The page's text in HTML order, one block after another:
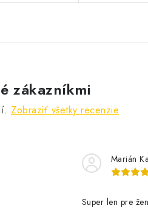
zákazníkmi
Zobraziť všetky recenzie
Marián
Super len pre